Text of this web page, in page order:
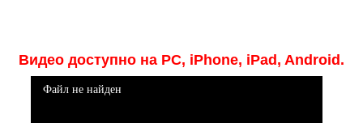
Видео доступно на PC, iPhone, iPad, Android.
Файл не найден